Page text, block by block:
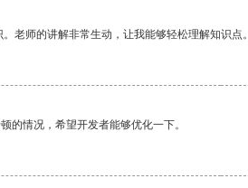
老师的讲解非常生动，让我能够轻松理解知识点。
的情况，希望开发者能够优化一下。